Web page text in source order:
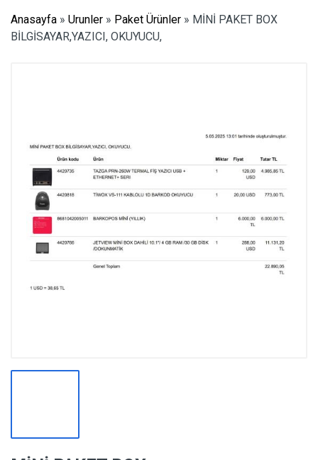
Anasayfa » Urunler » Paket Ürünler » MİNİ PAKET BOX
BİLGİSAYAR,YAZICI, OKUYUCU,